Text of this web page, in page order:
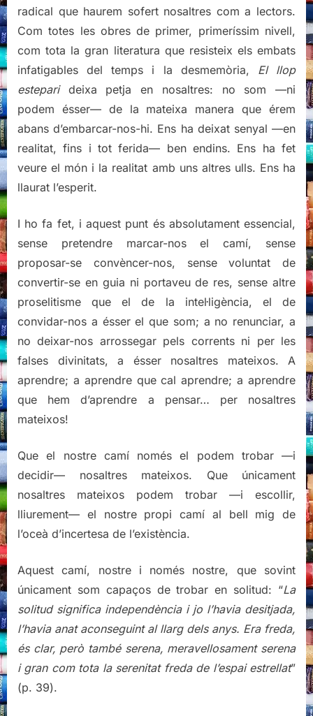
radical que haurem sofert nosaltres com a lectors.
Com totes les obres de primer, primeríssim nivell,
com tota la gran literatura que resisteix els embats
infatigables del temps i la desmemòria, El llop
esteparideixa petja en nosaltres: no som —ni
podem ésser— de la mateixa manera que érem
abans d’embarcar-nos-hi. Ens ha deixat senyal —en
realitat, fins i tot ferida— ben endins. Ens ha fet
veure el món i la realitat amb uns altres ulls. Ens ha
llaurat l’esperit.
I ho fa fet, i aquest punt és absolutament essencial,
sense pretendre marcar-nos el camí, sense
proposar-se convèncer-nos, sense voluntat de
convertir-se en guia ni portaveu de res, sense altre
proselitisme que el de la intel·ligència, el de
convidar-nos a ésser el que som; a no renunciar, a
no deixar-nos arrossegar pels corrents ni per les
falses divinitats, a ésser nosaltres mateixos. A
aprendre; a aprendre que cal aprendre; a aprendre
que hem d’aprendre a pensar… per nosaltres
mateixos!
Que el nostre camí només el podem trobar —i
decidir— nosaltres mateixos. Que únicament
nosaltres mateixos podem trobar —i escollir,
lliurement— el nostre propi camí al bell mig de
l’oceà d’incertesa de l’existència.
Aquest camí, nostre i només nostre, que sovint
únicament som capaços de trobar en solitud: “La
solitud significa independència i jo l’havia desitjada,
l’havia anat aconseguint al llarg dels anys. Era freda,
és clar, però també serena, meravellosament serena
i gran com tota la serenitat freda de l’espai estrellat”
(p. 39).